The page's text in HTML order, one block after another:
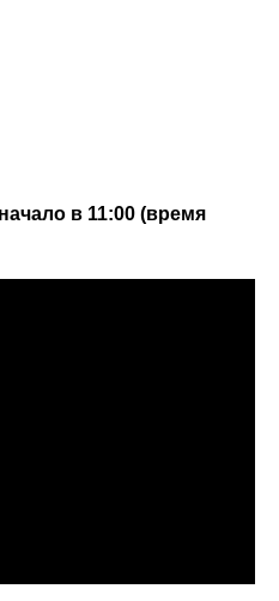
в 11:00 (время